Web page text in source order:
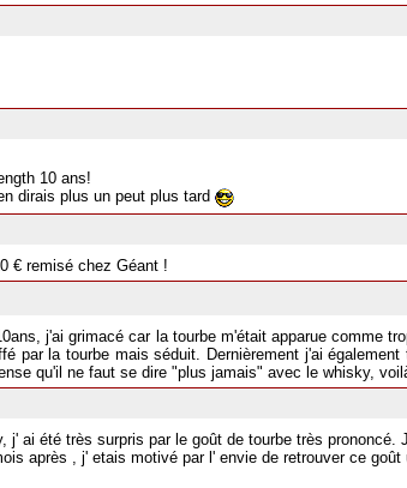
10 ans!
dirais plus un peut plus tard
€ remisé chez Géant !
j'ai grimacé car la tourbe m'était apparue
par la tourbe mais séduit. Dernièrement j'ai
qu'il ne faut se dire "plus jamais" avec le whisky,
j' ai été très surpris par le goût de tourbe très
après , j' etais motivé par l' envie de retrouver ce